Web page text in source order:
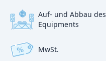
Auf- und Abbau des
Equipments
% MwSt.